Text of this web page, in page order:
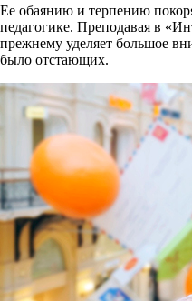
Ее обаянию и терпению
педагогике. Преподавая в
прежнему уделяет большое
было отстающих.